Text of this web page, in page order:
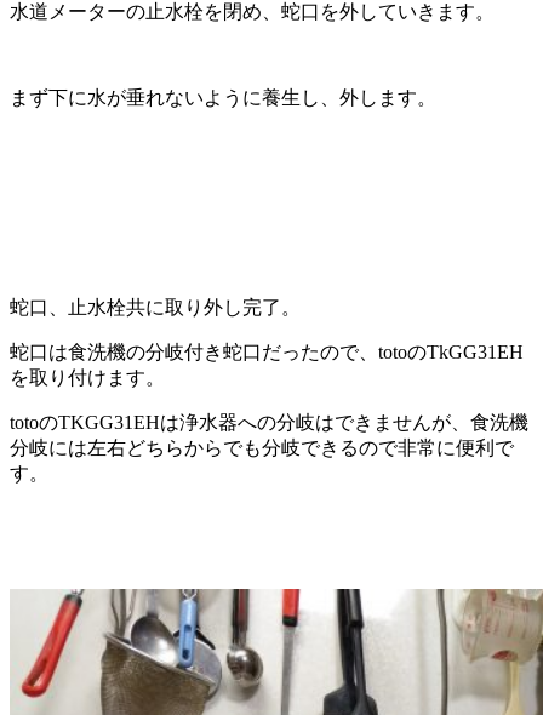
水道メーターの止水栓を閉め、蛇口を外していきます。
まず下に水が垂れないように養生し、外します。
蛇口、止水栓共に取り外し完了。
蛇口は食洗機の分岐付き蛇口だったので、totoのTkGG31EH
を取り付けます。
totoのTKGG31EHは浄水器への分岐はできませんが、食洗機
分岐には左右どちらからでも分岐できるので非常に便利で
す。